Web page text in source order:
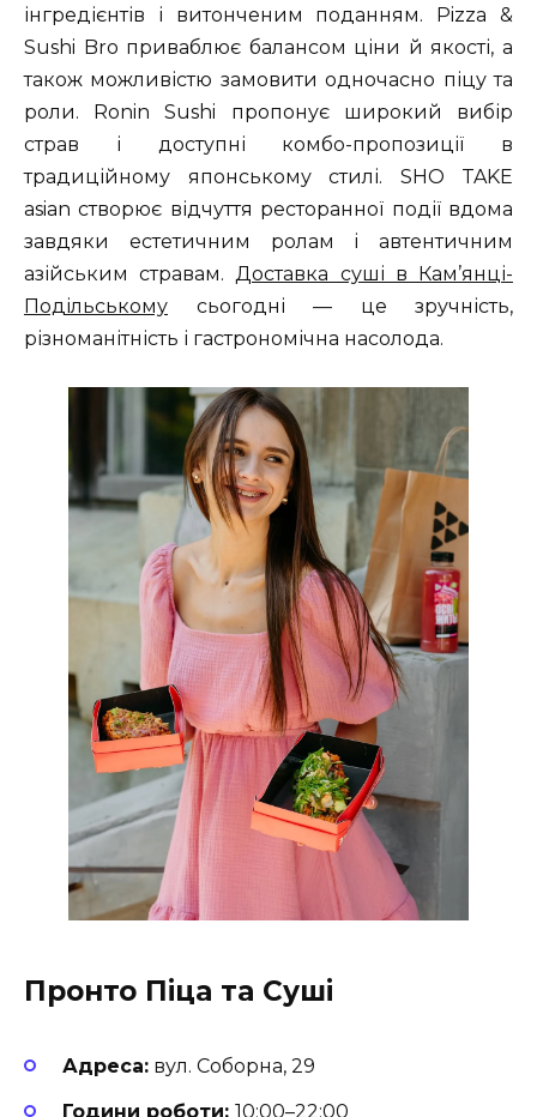
інгредієнтів і витонченим поданням. Pizza &
Sushi Bro приваблює балансом ціни й якості, а
також можливістю замовити одночасно піцу та
роли. Ronin Sushi пропонує широкий вибір
страв і доступні комбо-пропозиції в
традиційному японському стилі. SHO TAKE
asian створює відчуття ресторанної події вдома
завдяки естетичним ролам і автентичним
азійським стравам. Доставка суші в Кам’янці-
Подільському сьогодні — це зручність,
різноманітність і гастрономічна насолода.
Пронто Піца та Суші
Адреса: вул. Соборна, 29
Години роботи: 10:00–22:00